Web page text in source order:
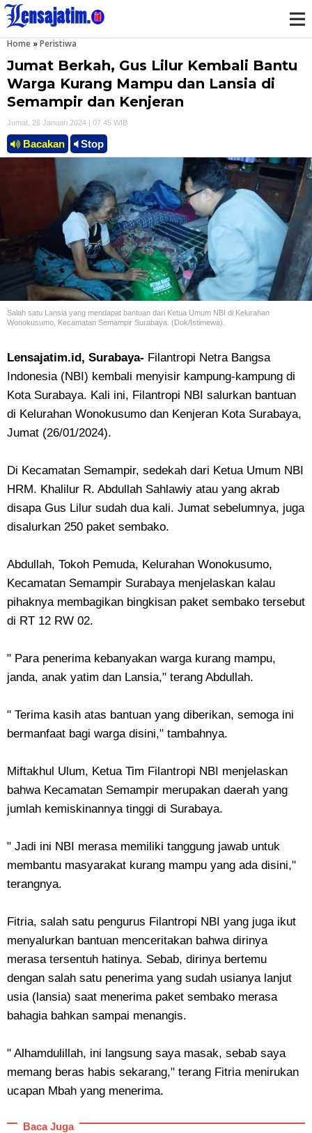
Home »Peristiwa
Jumat Berkah, Gus Lilur Kembali Bantu
Warga Kurang Mampu dan Lansia di
Semampir dan Kenjeran
Jumat, 26 Januari 2024 | 07.45 WIB
Bacakan Stop
Salah satu Lansia yang mendapat bantuan dari Ketua Umum NBI di Kelurahan
Wonokusumo, Kecamatan Semampir Surabaya. (Dok/Istimewa).
Lensajatim.id, Surabaya- Filantropi Netra Bangsa
Indonesia (NBI) kembali menyisir kampung-kampung di
Kota Surabaya. Kali ini, Filantropi NBI salurkan bantuan
di Kelurahan Wonokusumo dan Kenjeran Kota Surabaya,
Jumat (26/01/2024).
Di Kecamatan Semampir, sedekah dari Ketua Umum NBI
HRM. Khalilur R. Abdullah Sahlawiy atau yang akrab
disapa Gus Lilur sudah dua kali. Jumat sebelumnya, juga
disalurkan 250 paket sembako.
Abdullah, Tokoh Pemuda, Kelurahan Wonokusumo,
Kecamatan Semampir Surabaya menjelaskan kalau
pihaknya membagikan bingkisan paket sembako tersebut
di RT 12 RW 02.
" Para penerima kebanyakan warga kurang mampu,
janda, anak yatim dan Lansia," terang Abdullah.
" Terima kasih atas bantuan yang diberikan, semoga ini
bermanfaat bagi warga disini," tambahnya.
Miftakhul Ulum, Ketua Tim Filantropi NBI menjelaskan
bahwa Kecamatan Semampir merupakan daerah yang
jumlah kemiskinannya tinggi di Surabaya.
" Jadi ini NBI merasa memiliki tanggung jawab untuk
membantu masyarakat kurang mampu yang ada disini,"
terangnya.
Fitria, salah satu pengurus Filantropi NBI yang juga ikut
menyalurkan bantuan menceritakan bahwa dirinya
merasa tersentuh hatinya. Sebab, dirinya bertemu
dengan salah satu penerima yang sudah usianya lanjut
usia (lansia) saat menerima paket sembako merasa
bahagia bahkan sampai menangis.
" Alhamdulillah, ini langsung saya masak, sebab saya
memang beras habis sekarang," terang Fitria menirukan
ucapan Mbah yang menerima.
Baca Juga